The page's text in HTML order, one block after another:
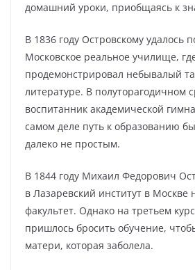
домашний уроки, приобщаясь к
В 1836 году Островскому удалось
Московское реальное училище,
продемонстрировал небывалый
литературе. В полуторагодичном
воспитанник академической
самом деле путь к образованию
далеко не простым.
В 1844 году Михаил Федорович
в Лазаревский институт в
факультет. Однако на третьем
пришлось бросить обучение,
матери, которая заболела.